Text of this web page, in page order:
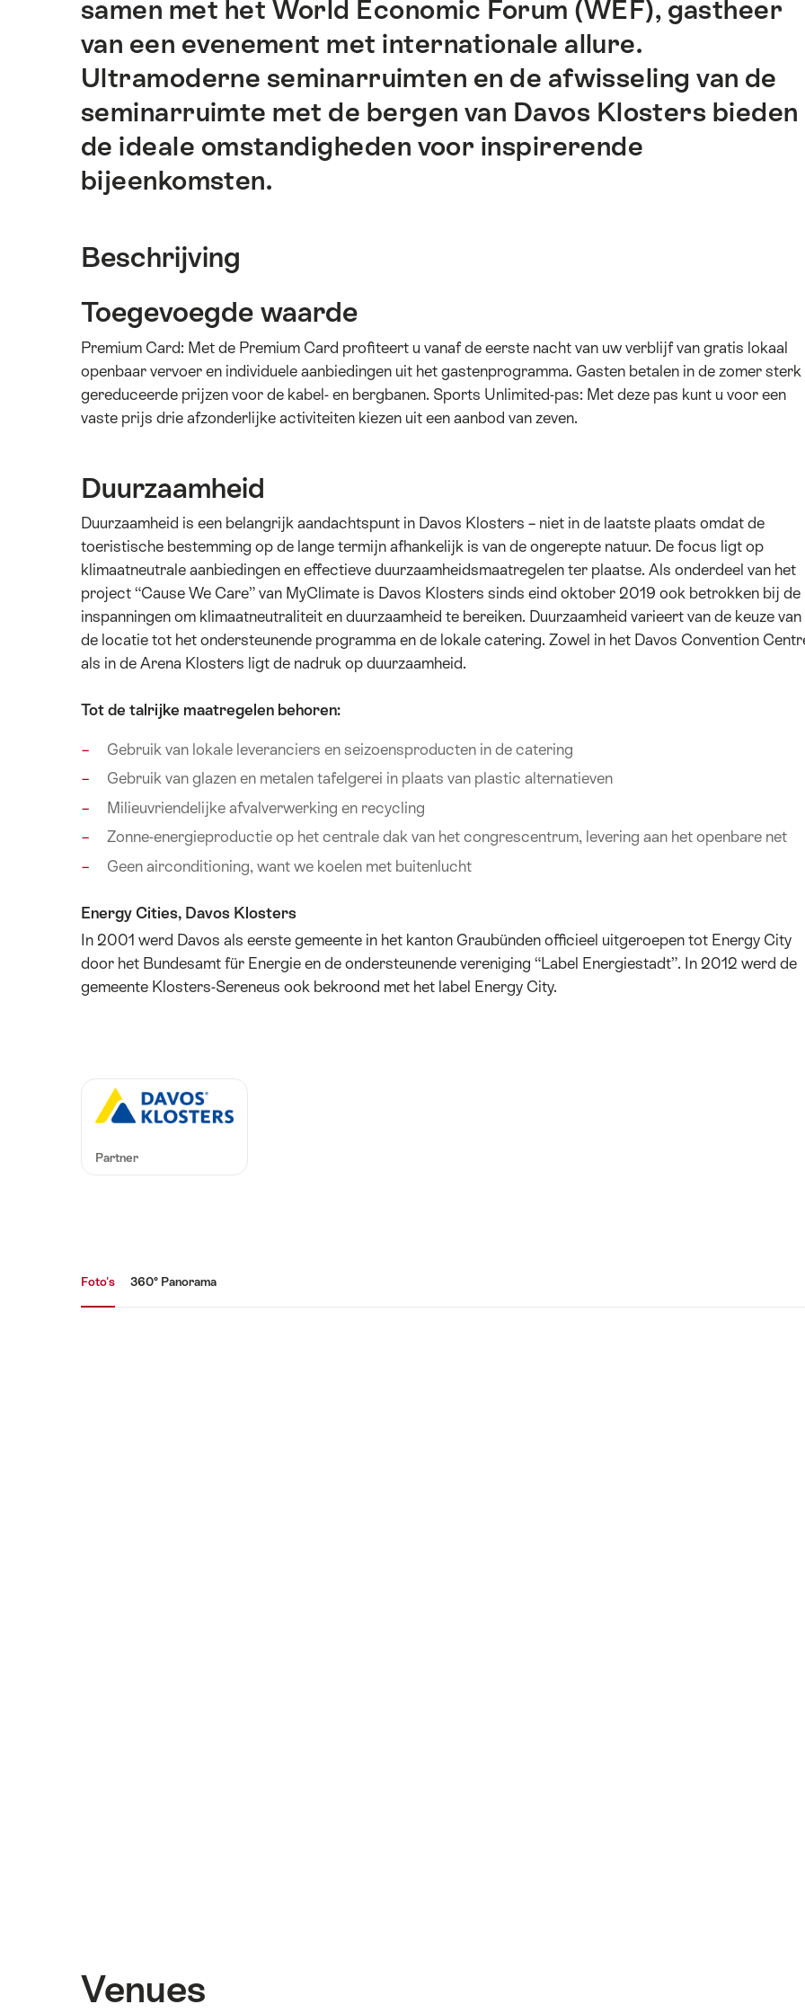
ankerpunten
op
deze
pagina.
samen met het World Economic Forum (WEF), gastheer
van een evenement met internationale allure.
Ultramoderne seminarruimten en de afwisseling van de
seminarruimte met de bergen van Davos Klosters bieden
de ideale omstandigheden voor inspirerende
bijeenkomsten.
Beschrijving
Toegevoegde waarde
Premium Card: Met de Premium Card profiteert u vanaf de eerste nacht van uw verblijf van gratis lokaal
openbaar vervoer en individuele aanbiedingen uit het gastenprogramma. Gasten betalen in de zomer sterk
gereduceerde prijzen voor de kabel- en bergbanen. Sports Unlimited-pas: Met deze pas kunt u voor een
vaste prijs drie afzonderlijke activiteiten kiezen uit een aanbod van zeven.
Duurzaamheid
Duurzaamheid is een belangrijk aandachtspunt in Davos Klosters – niet in de laatste plaats omdat de
toeristische bestemming op de lange termijn afhankelijk is van de ongerepte natuur. De focus ligt op
klimaatneutrale aanbiedingen en effectieve duurzaamheidsmaatregelen ter plaatse. Als onderdeel van het
project “Cause We Care” van MyClimate is Davos Klosters sinds eind oktober 2019 ook betrokken bij de
inspanningen om klimaatneutraliteit en duurzaamheid te bereiken. Duurzaamheid varieert van de keuze van
de locatie tot het ondersteunende programma en de lokale catering. Zowel in het Davos Convention
als in de Arena Klosters ligt de nadruk op duurzaamheid.
Tot de talrijke maatregelen behoren:
Gebruik van lokale leveranciers en seizoensproducten in de catering
Gebruik van glazen en metalen tafelgerei in plaats van plastic alternatieven
Milieuvriendelijke afvalverwerking en recycling
Zonne-energieproductie op het centrale dak van het congrescentrum, levering aan het openbare net
Geen airconditioning, want we koelen met buitenlucht
Energy Cities, Davos Klosters
In 2001 werd Davos als eerste gemeente in het kanton Graubünden officieel uitgeroepen tot Energy City
door het Bundesamt für Energie en de ondersteunende vereniging “Label Energiestadt”. In 2012 werd de
gemeente Klosters-Sereneus ook bekroond met het label Energy City.
Partner
Foto's 360° Panorama
Venues